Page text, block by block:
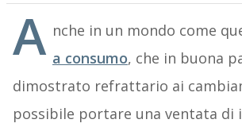
A nche in un mondo come
a consumo, che in buona
dimostrato refrattario ai
possibile portare una ventata di